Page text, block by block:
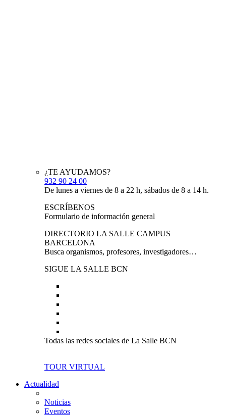
¿TE AYUDAMOS?
932 90 24 00
De lunes a viernes de 8 a 22 h, sábados de 8 a 14 h.
ESCRÍBENOS
Formulario de información general
DIRECTORIO LA SALLE CAMPUS
BARCELONA
Busca organismos, profesores, investigadores…
SIGUE LA SALLE BCN
Todas las redes sociales de La Salle BCN
TOUR VIRTUAL
Actualidad
Noticias
Eventos